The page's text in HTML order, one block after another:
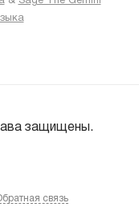
защищены.
связь